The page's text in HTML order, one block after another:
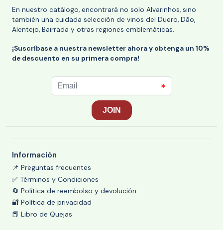
En nuestro catálogo, encontrará no solo Alvarinhos, sino
también una cuidada selección de vinos del Duero, Dão,
Alentejo, Bairrada y otras regiones emblemáticas.
¡Suscríbase a nuestra newsletter ahora y obtenga un 10%
de descuento en su primera compra!
Información
📌 Preguntas frecuentes
✅ Términos y Condiciones
🔄 Política de reembolso y devolución
🔐 Política de privacidad
📕 Libro de Quejas